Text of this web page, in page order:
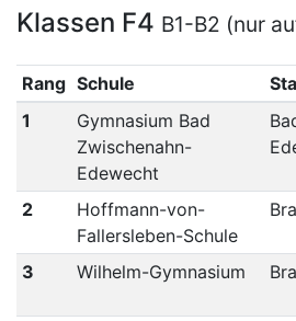
Klassen F4 B1-B2 (nur
Rang Schule
1
Gymnasium Bad
Zwischenahn-
Edewecht
2
Hoffmann-von-
Fallersleben-Schule
3 Wilhelm-Gymnasium